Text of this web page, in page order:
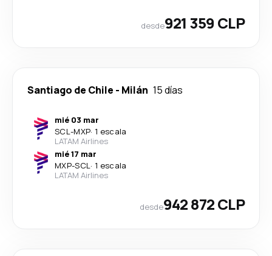
desde921 359 CLP
Santiago de Chile - Milán 15 días
mié 03 mar
SCL-MXP· 1 escala
LATAM Airlines
mié 17 mar
MXP-SCL· 1 escala
LATAM Airlines
desde942 872 CLP